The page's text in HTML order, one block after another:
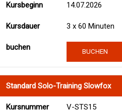
14.07.2026
3 x 60 Minuten
BUCHEN
Standard Solo-Training Slowfox
V-STS15